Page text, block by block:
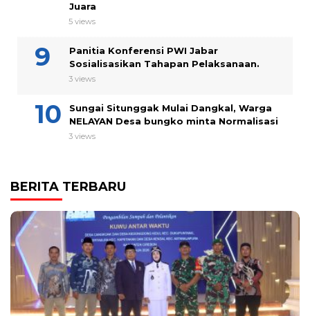
Juara
5 views
Panitia Konferensi PWI Jabar
Sosialisasikan Tahapan Pelaksanaan.
3 views
Sungai Situnggak Mulai Dangkal, Warga
NELAYAN Desa bungko minta Normalisasi
3 views
BERITA TERBARU